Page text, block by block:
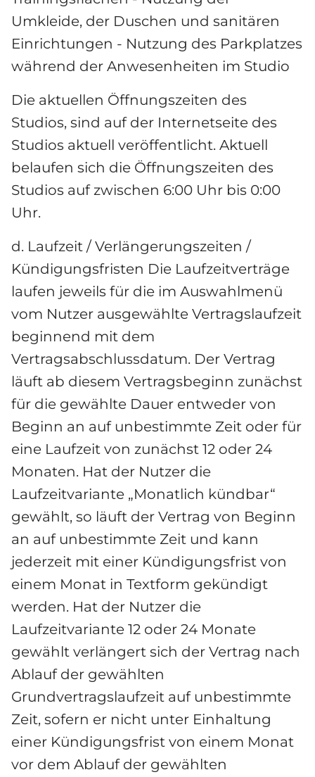
Umkleide, der Duschen und sanitären
Einrichtungen - Nutzung des Parkplatzes
während der Anwesenheiten im Studio
Die aktuellen Öffnungszeiten des
Studios, sind auf der Internetseite des
Studios aktuell veröffentlicht. Aktuell
belaufen sich die Öffnungszeiten des
Studios auf zwischen 6:00 Uhr bis 0:00
Uhr.
d. Laufzeit / Verlängerungszeiten /
Kündigungsfristen Die Laufzeitverträge
laufen jeweils für die im Auswahlmenü
vom Nutzer ausgewählte Vertragslaufzeit
beginnend mit dem
Vertragsabschlussdatum. Der Vertrag
läuft ab diesem Vertragsbeginn zunächst
für die gewählte Dauer entweder von
Beginn an auf unbestimmte Zeit oder für
eine Laufzeit von zunächst 12 oder 24
Monaten. Hat der Nutzer die
Laufzeitvariante „Monatlich kündbar“
gewählt, so läuft der Vertrag von Beginn
an auf unbestimmte Zeit und kann
jederzeit mit einer Kündigungsfrist von
einem Monat in Textform gekündigt
werden. Hat der Nutzer die
Laufzeitvariante 12 oder 24 Monate
gewählt verlängert sich der Vertrag nach
Ablauf der gewählten
Grundvertragslaufzeit auf unbestimmte
Zeit, sofern er nicht unter Einhaltung
einer Kündigungsfrist von einem Monat
vor dem Ablauf der gewählten